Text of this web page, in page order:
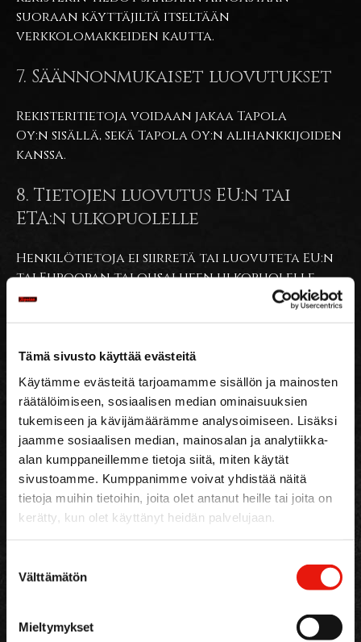
Tämä sivusto käyttää evästeitä
Käytämme evästeitä tarjoamamme sisällön ja mainosten
räätälöimiseen, sosiaalisen median ominaisuuksien
tukemiseen ja kävijämäärämme analysoimiseen. Lisäksi
jaamme sosiaalisen median, mainosalan ja analytiikka-
alan kumppaneillemme tietoja siitä, miten käytät
sivustoamme. Kumppanimme voivat yhdistää näitä
tietoja muihin tietoihin, joita olet antanut heille tai joita on
kerätty, kun olet käyttänyt heidän palvelujaan.
valinta
Välttämätön
Mieltymykset
suoraan käyttäjiltä itseltään
verkkolomakkeiden kautta.
7. Säännonmukaiset luovutukset
Rekisteritietoja voidaan jakaa Tapola
Oy:n sisällä, sekä Tapola Oy:n alihankkijoiden
kanssa.
8. Tietojen luovutus EU:n tai
ETA:n ulkopuolelle
Henkilötietoja ei siirretä tai luovuteta EU:n
tai Euroopan talousalueen ulkopuolelle.
9. Rekisterin suojauksen
Rekisteritietoihin pääsee käsiksi ainoastaan
rekisterinpitäjä ja erikseen nimetyt henkilöt.
Ainoastaan nimetyillä henkilöillä on oikeus
käsitellä ja ylläpitää rekisterin tietoja.
Käyttäjiä sitoo vaitiolovelvollisuus.
Tietoverkko ja ATK-laitteet, joilla rekisteri
sijaitsee, on suojattu palomuurilla ja muin
teknisin toimenpitein. ATK-laitteet sijaitsevat
Jokaisella on pääsääntöisesti oikeus saada